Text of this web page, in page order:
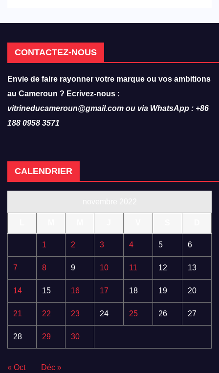
CONTACTEZ-NOUS
Envie de faire rayonner votre marque ou vos ambitions
au Cameroun ? Ecrivez-nous :
vitrineducameroun@gmail.com ou via WhatsApp : +86
188 0958 3571
CALENDRIER
1 2 3 4 5 6
7 8 9 10 11 12 13
14 15 16 17 18 19 20
21 22 23 24 25 26 27
28 29 30
« Oct Déc »